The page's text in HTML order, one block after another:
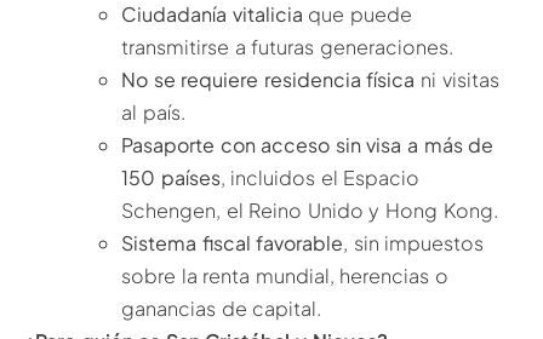
Ciudadanía vitalicia que puede
transmitirse a futuras generaciones.
No se requiere residencia física ni visitas
al país.
Pasaporte con acceso sin visa a más de
150 países, incluidos el Espacio
Schengen, el Reino Unido y Hong Kong.
Sistema fiscal favorable, sin impuestos
sobre la renta mundial, herencias o
ganancias de capital.